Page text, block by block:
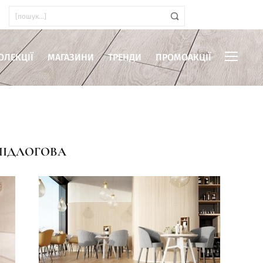
МАГАЗИНИ ТРЕНДИ ПРОМОАКЦІЇ